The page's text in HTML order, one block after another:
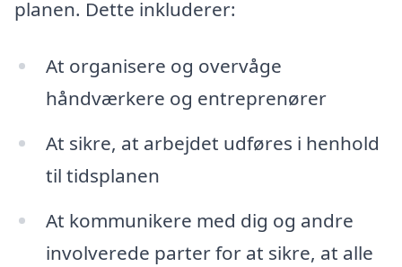
planen. Dette inkluderer:
At organisere og overvåge
håndværkere og entreprenører
At sikre, at arbejdet udføres i henhold
til tidsplanen
At kommunikere med dig og andre
involverede parter for at sikre, at alle